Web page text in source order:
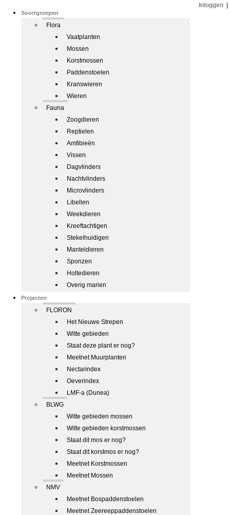
Soortgroepen
Flora
Vaatplanten
Mossen
Korstmossen
Paddenstoelen
Kranswieren
Wieren
Fauna
Zoogdieren
Reptielen
Amfibieën
Vissen
Dagvlinders
Nachtvlinders
Microvlinders
Libellen
Weekdieren
Kreeftachtigen
Stekelhuidigen
Manteldieren
Sponzen
Holtedieren
Overig marien
Projecten
FLORON
Het Nieuwe Strepen
Witte gebieden
Staat deze plant er nog?
Meetnet Muurplanten
Nectarindex
Oeverindex
LMF-a (Dunea)
BLWG
Witte gebieden mossen
Witte gebieden korstmossen
Staat dit mos er nog?
Staat dit korstmos er nog?
Meetnet Korstmossen
Meetnet Mossen
NMV
Meetnet Bospaddenstoelen
Meetnet Zeereeppaddenstoelen
Inloggen